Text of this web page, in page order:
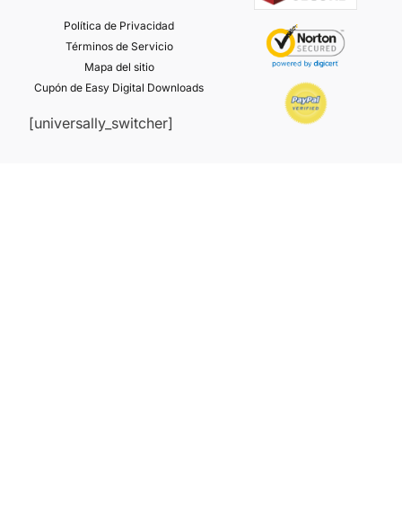
Política de Privacidad
Términos de Servicio
Mapa del sitio
Cupón de Easy Digital Downloads
[universally_switcher]